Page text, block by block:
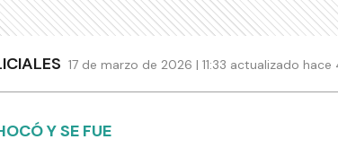
17 de marzo de 2026 | 11:33 actualizado hace
Y SE FUE